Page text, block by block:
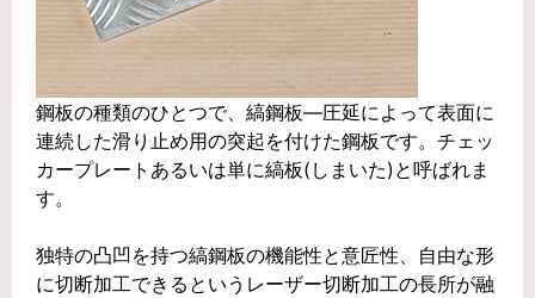
鋼板の種類のひとつで、縞鋼板―圧延によって表面に
連続した滑り止め用の突起を付けた鋼板です。チェッ
カープレートあるいは単に縞板(しまいた)と呼ばれま
す。
独特の凸凹を持つ縞鋼板の機能性と意匠性、自由な形
に切断加工できるというレーザー切断加工の長所が融